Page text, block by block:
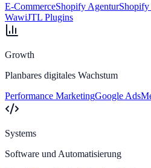
E-CommerceShopify AgenturShopify
WawiJTL Plugins
Growth
Planbares digitales Wachstum
Performance MarketingGoogle Ads
Systems
Software und Automatisierung